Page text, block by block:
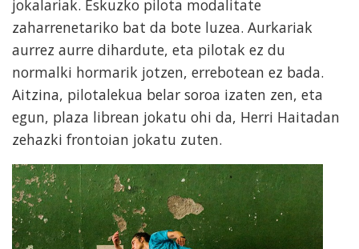
jokalariak. Eskuzko pilota modalitate
zaharrenetariko bat da bote luzea. Aurkariak
aurrez aurre dihardute, eta pilotak ez du
normalki hormarik jotzen, errebotean ez bada.
Aitzina, pilotalekua belar soroa izaten zen, eta
egun, plaza librean jokatu ohi da, Herri Haitadan
zehazki frontoian jokatu zuten.